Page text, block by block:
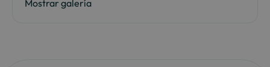
Mostrar galería